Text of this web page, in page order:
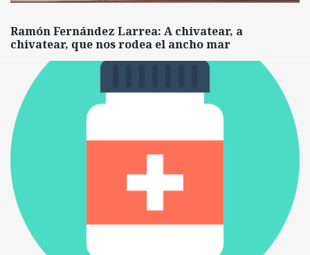
Ramón Fernández Larrea: A chivatear, a
chivatear, que nos rodea el ancho mar